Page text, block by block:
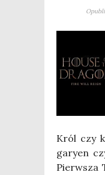
Król czy
ga­ry­en
Pierw­sza